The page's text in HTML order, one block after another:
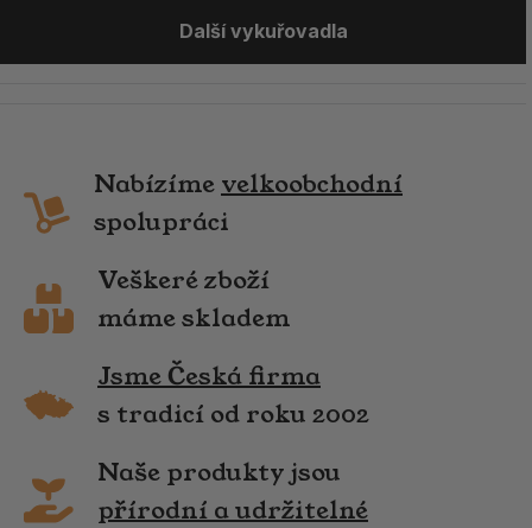
Další vykuřovadla
Nabízíme velkoobchodní
spolupráci
Veškeré zboží
máme skladem
Jsme Česká firma
s tradicí od roku 2002
Naše produkty jsou
přírodní a udržitelné